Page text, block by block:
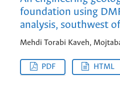
foundation using
analysis, southwest
Mehdi Torabi Kaveh,
PDF HTML